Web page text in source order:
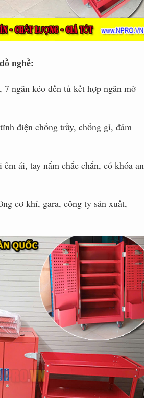
nghề:
ngăn kéo đến tủ kết hợp ngăn mở
điện chống trầy, chống gỉ, đảm
ái, tay nắm chắc chắn, có khóa an
cơ khí, gara, công ty sản xuất,